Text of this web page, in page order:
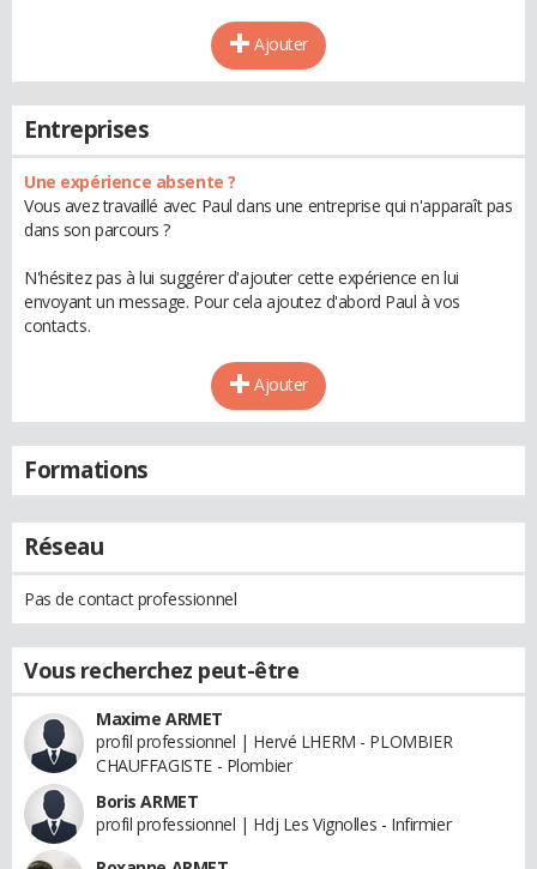
Ajouter
Entreprises
Une expérience absente ?
Vous avez travaillé avec Paul dans une entreprise qui n'apparaît pas
dans son parcours ?
N'hésitez pas à lui suggérer d'ajouter cette expérience en lui
envoyant un message. Pour cela ajoutez d'abord Paul à vos
contacts.
Ajouter
Formations
Réseau
Pas de contact professionnel
Vous recherchez peut-être
Maxime ARMET
profil professionnel | Hervé LHERM - PLOMBIER
CHAUFFAGISTE - Plombier
Boris ARMET
profil professionnel | Hdj Les Vignolles - Infirmier